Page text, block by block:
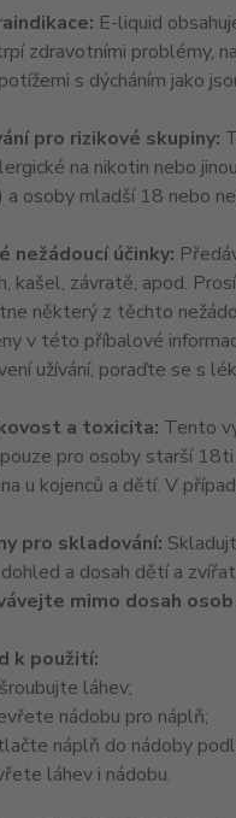
E-liquid
zdravotními problémy,
s dýcháním jako
pro rizikové skupiny:
na nikotin nebo
a osoby mladší 18 nebo
nežádoucí účinky:
kašel, závratě, apod.
některý z těchto
v této příbalové
užívání, poraďte se s
a toxicita: Tento
pro osoby starší
u kojenců a dětí. V
pro skladování:
a dosah dětí a
mimo dosah
k použití:
láhev;
nádobu pro náplň;
náplň do nádoby
láhev i nádobu.